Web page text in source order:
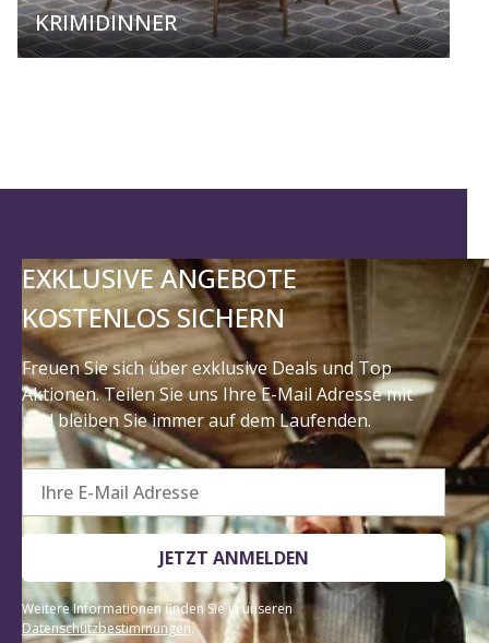
KRIMIDINNER
EXKLUSIVE ANGEBOTE
KOSTENLOS SICHERN
Freuen Sie sich über exklusive Deals und Top
Aktionen. Teilen Sie uns Ihre E-Mail Adresse mit
und bleiben Sie immer auf dem Laufenden.
Ihre E-Mail Adresse
JETZT ANMELDEN
Weitere Informationen finden Sie in unseren
Datenschutzbestimmungen.